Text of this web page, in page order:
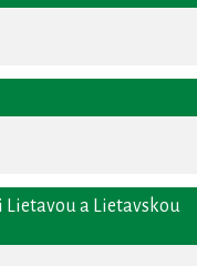
Lietavou a Lietavskou